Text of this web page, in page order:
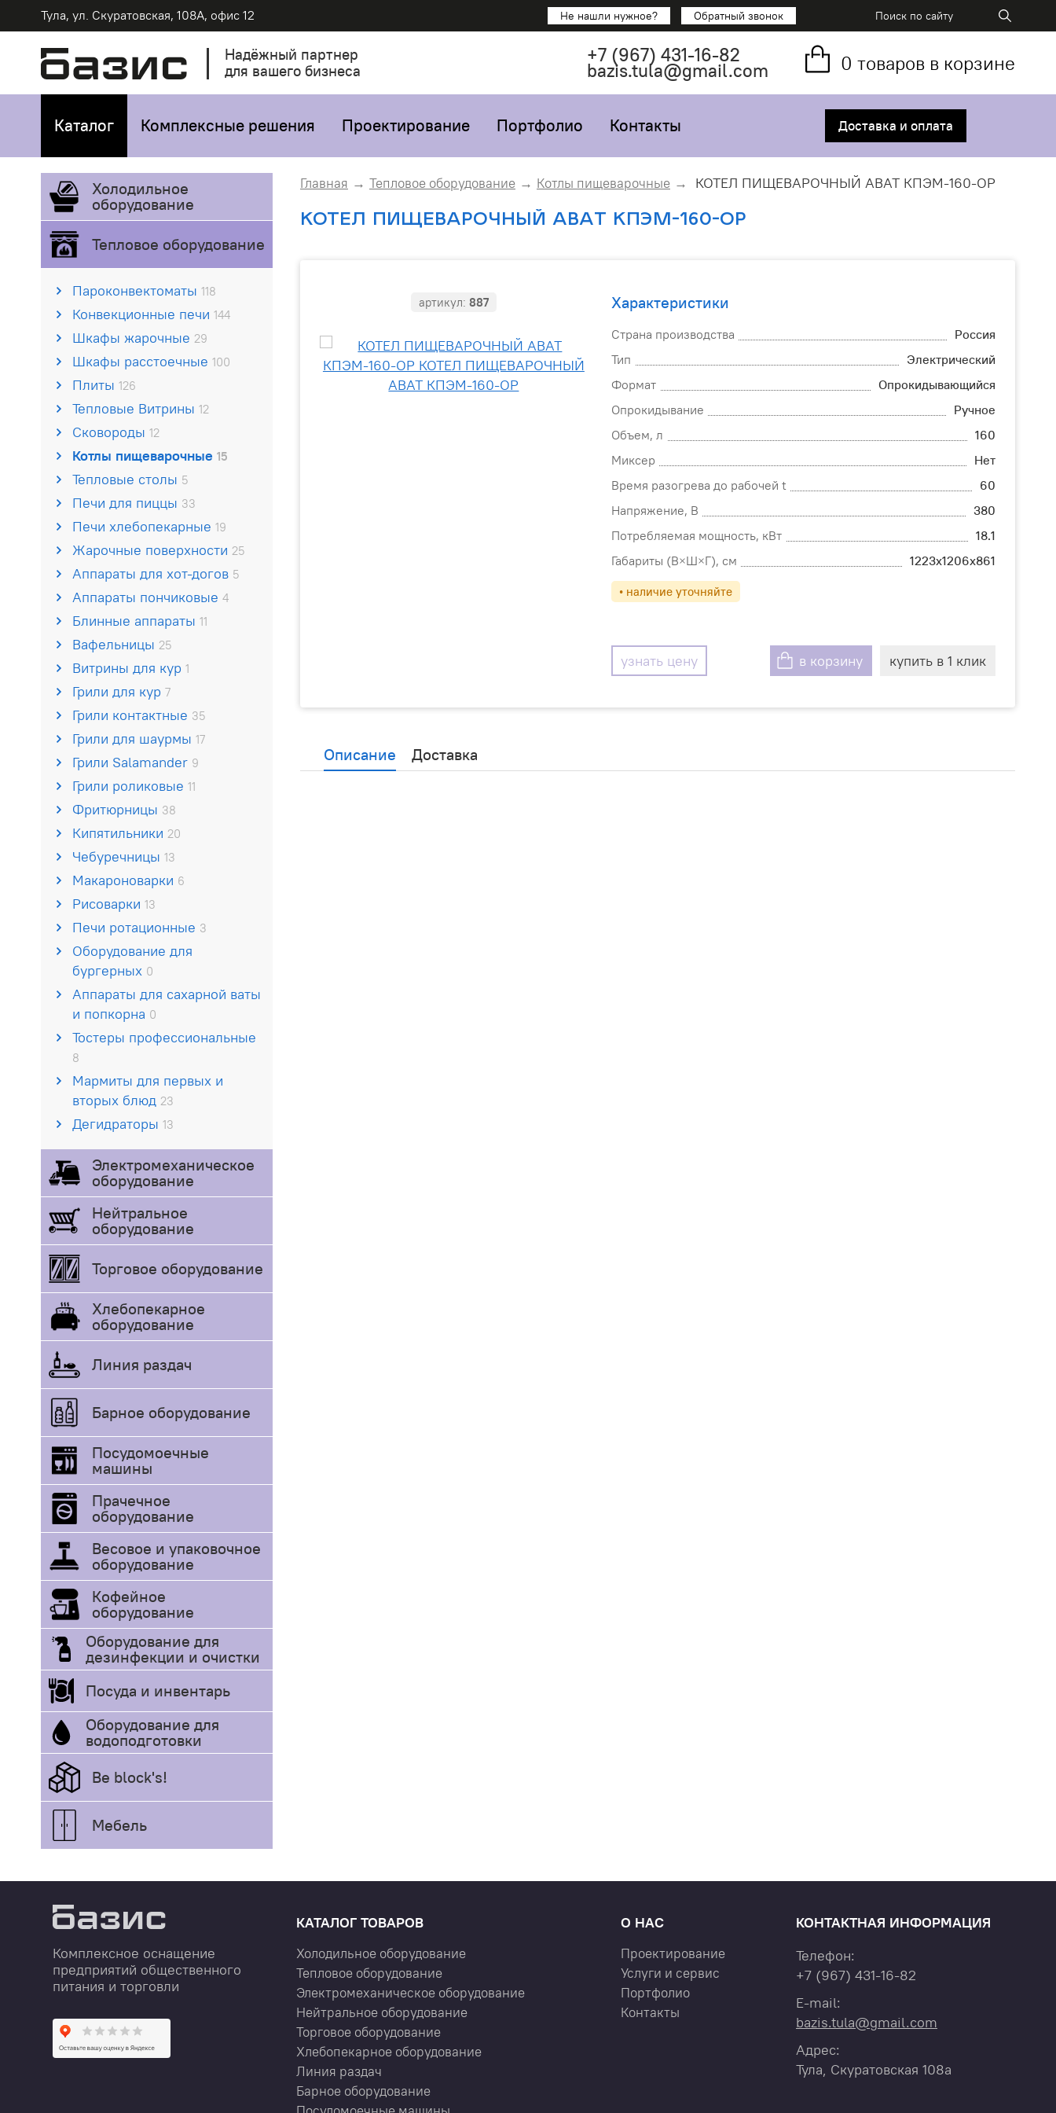
Тула, ул. Скуратовская, 108А, офис 12 Не нашли нужное? Обратный звонок
Надёжный партнер
для вашего бизнеса
+7 (967) 431-16-82
bazis.tula@gmail.com 0 товаров в корзине
Каталог Комплексные решения Проектирование Портфолио Контакты Доставка и оплата
Холодильное
оборудование
Тепловое оборудование
Пароконвектоматы 118
Конвекционные печи 144
Шкафы жарочные 29
Шкафы расстоечные 100
Плиты 126
Тепловые Витрины 12
Сковороды 12
Котлы пищеварочные 15
Тепловые столы 5
Печи для пиццы 33
Печи хлебопекарные 19
Жарочные поверхности 25
Аппараты для хот-догов 5
Аппараты пончиковые 4
Блинные аппараты 11
Вафельницы 25
Витрины для кур 1
Грили для кур 7
Грили контактные 35
Грили для шаурмы 17
Грили Salamander 9
Грили роликовые 11
Фритюрницы 38
Кипятильники 20
Чебуречницы 13
Макароноварки 6
Рисоварки 13
Печи ротационные 3
Оборудование для
бургерных 0
Аппараты для сахарной ваты
и попкорна 0
Тостеры профессиональные
8
Мармиты для первых и
вторых блюд 23
Дегидраторы 13
Электромеханическое
оборудование
Нейтральное
оборудование
Торговое оборудование
Хлебопекарное
оборудование
Линия раздач
Барное оборудование
Посудомоечные
машины
Прачечное
оборудование
Весовое и упаковочное
оборудование
Кофейное
оборудование
Оборудование для
дезинфекции и очистки
Посуда и инвентарь
Оборудование для
водоподготовки
Be block's!
Мебель
Главная Тепловое оборудование Котлы пищеварочные КОТЕЛ ПИЩЕВАРОЧНЫЙ ABAT КПЭМ-160-ОР
КОТЕЛ ПИЩЕВАРОЧНЫЙ ABAT КПЭМ-160-ОР
артикул: 887 Характеристики
Страна производства
Россия
Тип
Электрический
Формат
Опрокидывающийся
Опрокидывание
Ручное
Объем, л
160
Миксер
Нет
Время разогрева до рабочей t
60
Напряжение, В
380
Потребляемая мощность, кВт
18.1
Габариты (В×Ш×Г), см
1223х1206х861
• наличие уточняйте
узнать цену в корзину купить в 1 клик
Описание Доставка
Комплексное оснащение
предприятий общественного
питания и торговли
КАТАЛОГ ТОВАРОВ
Холодильное оборудование
Тепловое оборудование
Электромеханическое оборудование
Нейтральное оборудование
Торговое оборудование
Хлебопекарное оборудование
Линия раздач
Барное оборудование
О НАС
Проектирование
Услуги и сервис
Портфолио
Контакты
КОНТАКТНАЯ ИНФОРМАЦИЯ
Телефон:
+7 (967) 431-16-82
E-mail:
bazis.tula@gmail.com
Адрес:
Тула, Скуратовская 108а